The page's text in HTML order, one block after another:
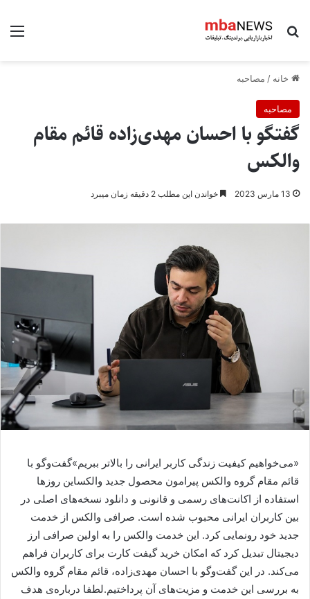
جستجو برای
خانه / مصاحبه
مصاحبه
گفتگو با احسان مهدی‌زاده قائم مقام
والکس
13 مارس 2023 خواندن این مطلب 2 دقیقه زمان میبرد
«می‌خواهیم کیفیت زندگی کاربر ایرانی را بالاتر ببریم»گفت‌وگو با
قائم مقام گروه والکس پیرامون محصول جدید والکساین روزها
استفاده از اکانت‌های رسمی و قانونی و دانلود نسخه‌های اصلی در
بین کاربران ایرانی محبوب شده است. صرافی والکس از خدمت
جدید خود رونمایی کرد. این خدمت والکس را به اولین صرافی ارز
دیجیتال تبدیل کرد که امکان خرید گیفت کارت برای کاربران فراهم
می‌کند. در این گفت‌وگو با احسان مهدی‌زاده، قائم مقام گروه والکس
به بررسی این خدمت و مزیت‌های آن پرداختیم.لطفا درباره‌ی هدف